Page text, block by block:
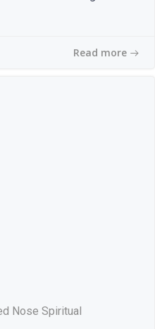
Read more
Nose Spiritual